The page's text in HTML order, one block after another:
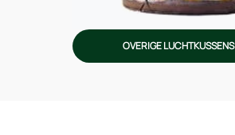
OVERIGE LUCHTKUSSENS